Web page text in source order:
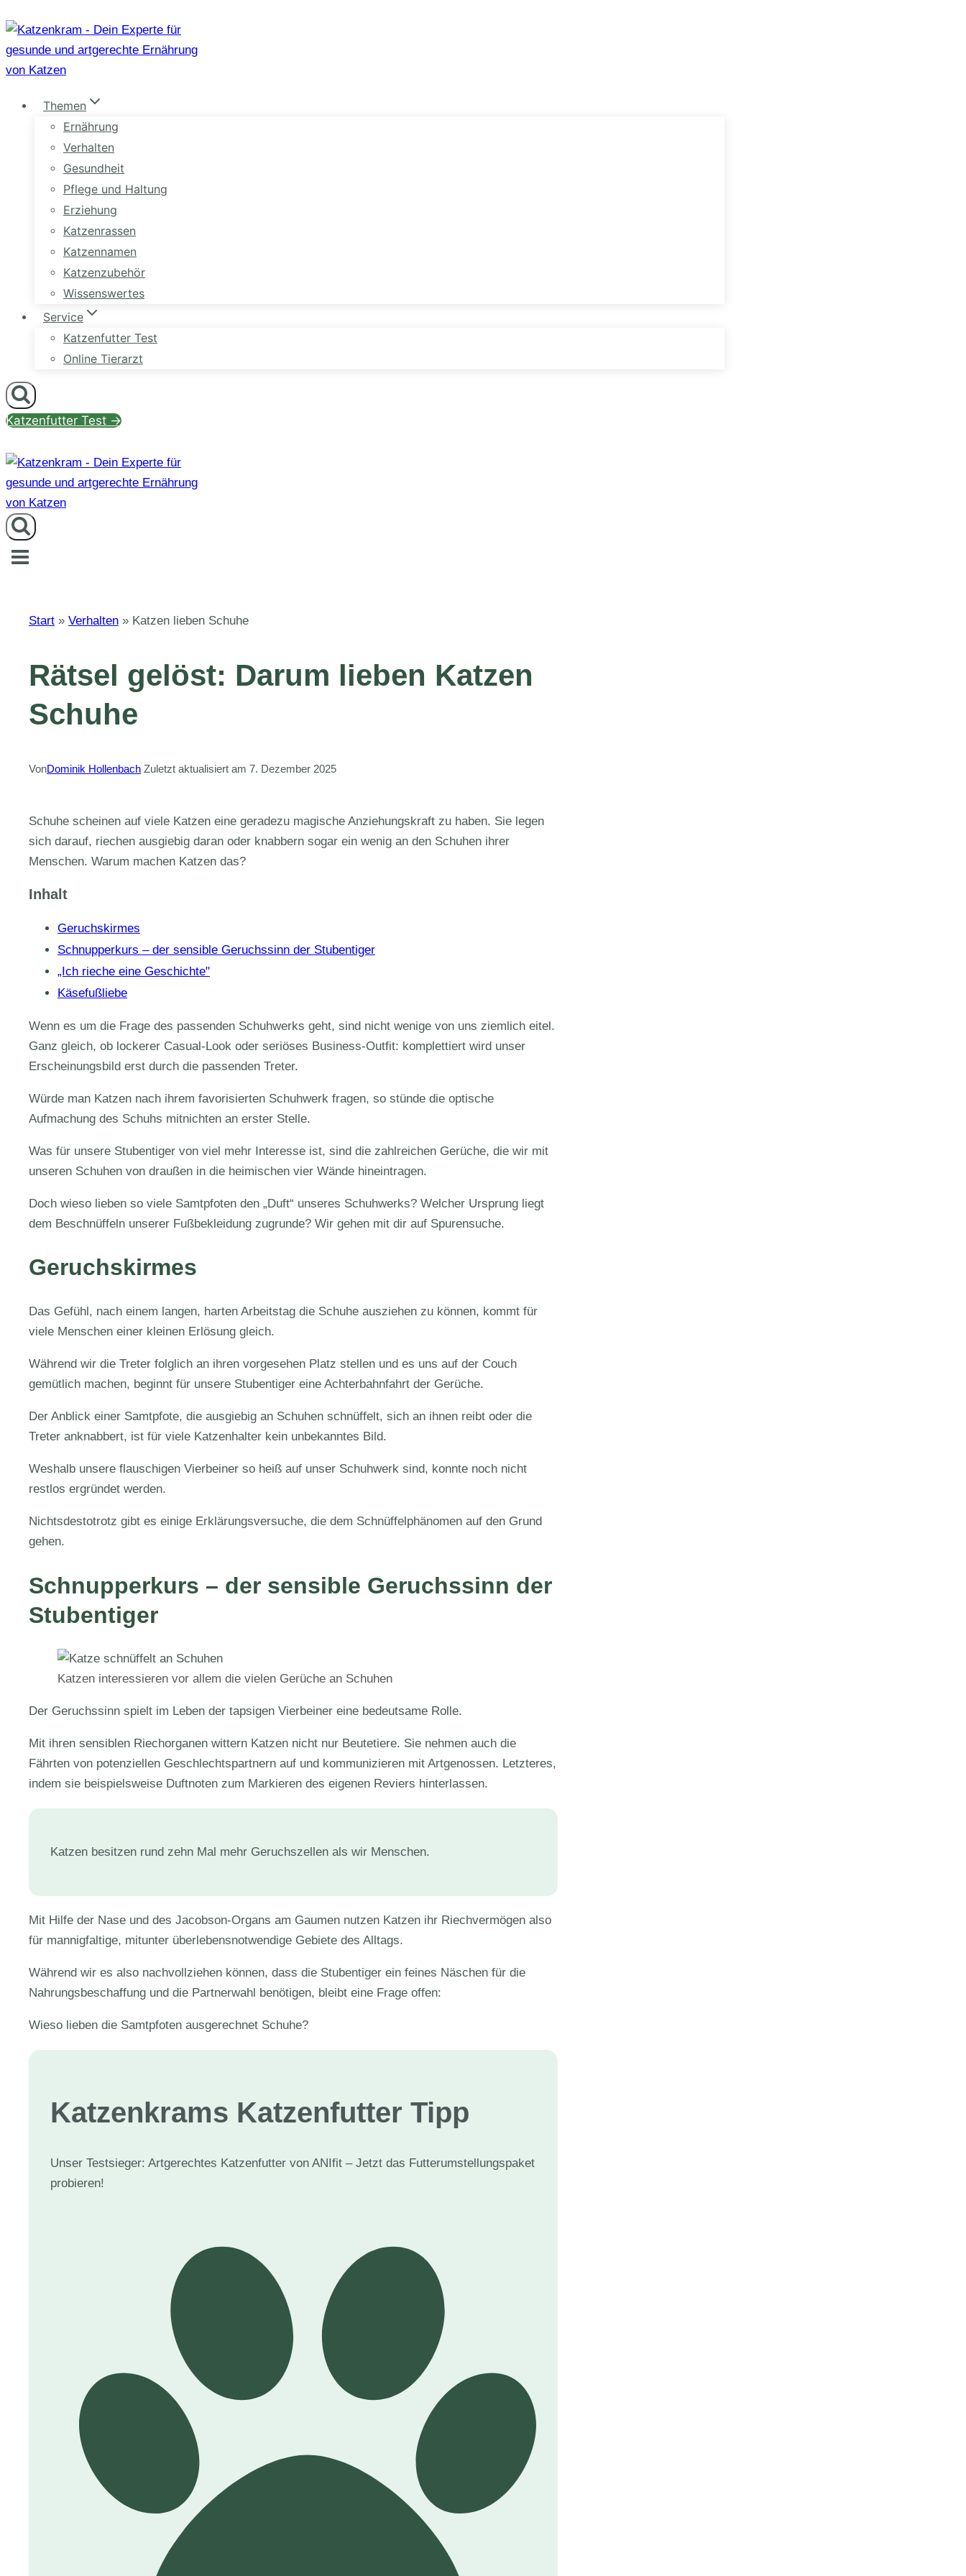
Inhalt
springen
Themen
Ernährung
Verhalten
Gesundheit
Pflege und Haltung
Erziehung
Katzenrassen
Katzennamen
Katzenzubehör
Wissenswertes
Service
Katzenfutter Test
Online Tierarzt
Katzenfutter Test →
Start » Verhalten » Katzen lieben Schuhe
Rätsel gelöst: Darum lieben Katzen
Schuhe
VonDominik Hollenbach Zuletzt aktualisiert am 7. Dezember 2025
Schuhe scheinen auf viele Katzen eine geradezu magische Anziehungskraft zu haben. Sie legen
sich darauf, riechen ausgiebig daran oder knabbern sogar ein wenig an den Schuhen ihrer
Menschen. Warum machen Katzen das?
Inhalt
Geruchskirmes
Schnupperkurs – der sensible Geruchssinn der Stubentiger
„Ich rieche eine Geschichte"
Käsefußliebe
Wenn es um die Frage des passenden Schuhwerks geht, sind nicht wenige von uns ziemlich eitel.
Ganz gleich, ob lockerer Casual-Look oder seriöses Business-Outfit: komplettiert wird unser
Erscheinungsbild erst durch die passenden Treter.
Würde man Katzen nach ihrem favorisierten Schuhwerk fragen, so stünde die optische
Aufmachung des Schuhs mitnichten an erster Stelle.
Was für unsere Stubentiger von viel mehr Interesse ist, sind die zahlreichen Gerüche, die wir mit
unseren Schuhen von draußen in die heimischen vier Wände hineintragen.
Doch wieso lieben so viele Samtpfoten den „Duft“ unseres Schuhwerks? Welcher Ursprung liegt
dem Beschnüffeln unserer Fußbekleidung zugrunde? Wir gehen mit dir auf Spurensuche.
Geruchskirmes
Das Gefühl, nach einem langen, harten Arbeitstag die Schuhe ausziehen zu können, kommt für
viele Menschen einer kleinen Erlösung gleich.
Während wir die Treter folglich an ihren vorgesehen Platz stellen und es uns auf der Couch
gemütlich machen, beginnt für unsere Stubentiger eine Achterbahnfahrt der Gerüche.
Der Anblick einer Samtpfote, die ausgiebig an Schuhen schnüffelt, sich an ihnen reibt oder die
Treter anknabbert, ist für viele Katzenhalter kein unbekanntes Bild.
Weshalb unsere flauschigen Vierbeiner so heiß auf unser Schuhwerk sind, konnte noch nicht
restlos ergründet werden.
Nichtsdestotrotz gibt es einige Erklärungsversuche, die dem Schnüffelphänomen auf den Grund
gehen.
Schnupperkurs – der sensible Geruchssinn der
Stubentiger
Katzen interessieren vor allem die vielen Gerüche an Schuhen
Der Geruchssinn spielt im Leben der tapsigen Vierbeiner eine bedeutsame Rolle.
Mit ihren sensiblen Riechorganen wittern Katzen nicht nur Beutetiere. Sie nehmen auch die
Fährten von potenziellen Geschlechtspartnern auf und kommunizieren mit Artgenossen. Letzteres,
indem sie beispielsweise Duftnoten zum Markieren des eigenen Reviers hinterlassen.
Katzen besitzen rund zehn Mal mehr Geruchszellen als wir Menschen.
Mit Hilfe der Nase und des Jacobson-Organs am Gaumen nutzen Katzen ihr Riechvermögen also
für mannigfaltige, mitunter überlebensnotwendige Gebiete des Alltags.
Während wir es also nachvollziehen können, dass die Stubentiger ein feines Näschen für die
Nahrungsbeschaffung und die Partnerwahl benötigen, bleibt eine Frage offen:
Wieso lieben die Samtpfoten ausgerechnet Schuhe?
Katzenkrams Katzenfutter Tipp
Unser Testsieger: Artgerechtes Katzenfutter von ANIfit – Jetzt das Futterumstellungspaket
probieren!